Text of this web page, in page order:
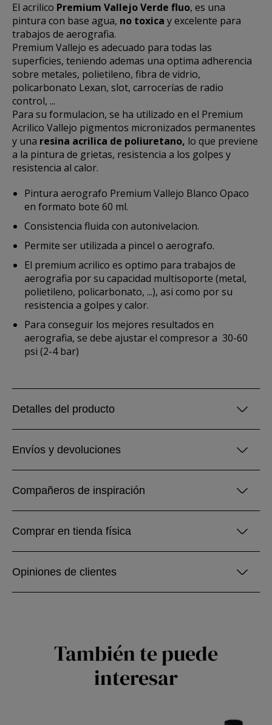
El acrilico Premium Vallejo Verde fluo, es una
pintura con base agua, no toxica y excelente para
trabajos de aerografia.
Premium Vallejo es adecuado para todas las
superficies, teniendo ademas una optima adherencia
sobre metales, polietileno, fibra de vidrio,
policarbonato Lexan, slot, carrocerías de radio
control, ...
Para su formulacion, se ha utilizado en el Premium
Acrilico Vallejo pigmentos micronizados permanentes
y una resina acrilica de poliuretano, lo que previene
a la pintura de grietas, resistencia a los golpes y
resistencia al calor.
Pintura aerografo Premium Vallejo Blanco Opaco
en formato bote 60 ml.
Consistencia fluida con autonivelacion.
Permite ser utilizada a pincel o aerografo.
El premium acrilico es optimo para trabajos de
aerografia por su capacidad multisoporte (metal,
polietileno, policarbonato, ...), asi como por su
resistencia a golpes y calor.
Para conseguir los mejores resultados en
aerografia, se debe ajustarel compresor a 30-60
psi (2-4 bar)
Detalles del producto
Envíos y devoluciones
Compañeros de inspiración
Comprar en tienda física
Opiniones de clientes
También te puede
interesar